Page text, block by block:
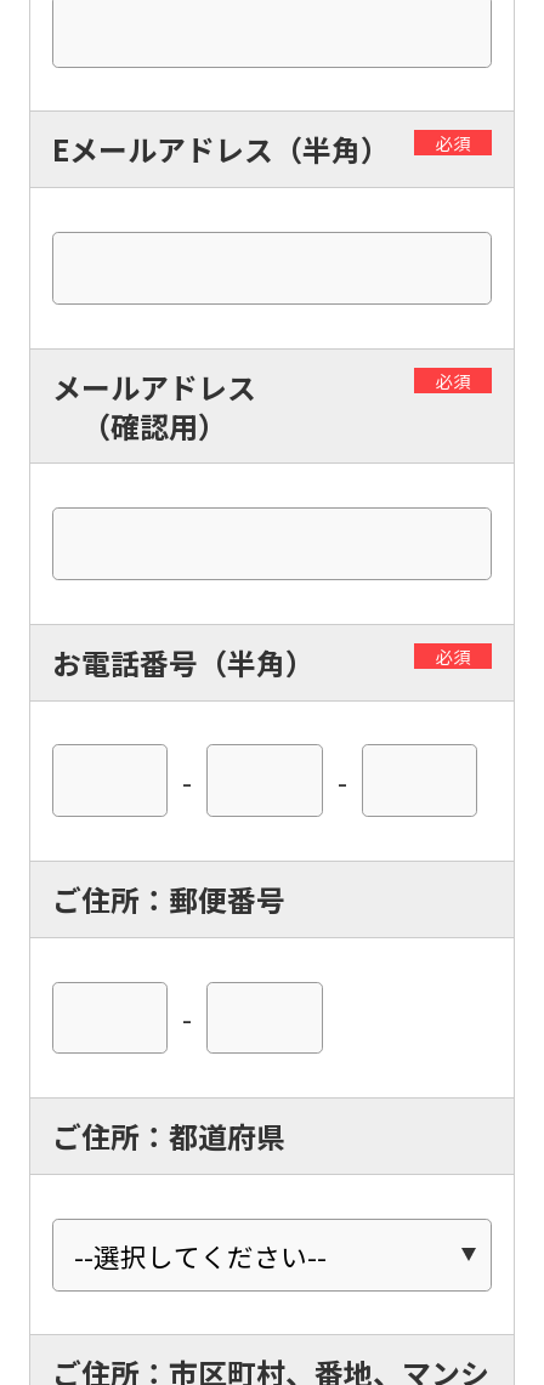
Eメールアドレス（半角） 必須
メールアドレス
（確認用）
必須
お電話番号（半角） 必須
- -
ご住所：郵便番号
-
ご住所：都道府県
ご住所：市区町村、番地、マンシ